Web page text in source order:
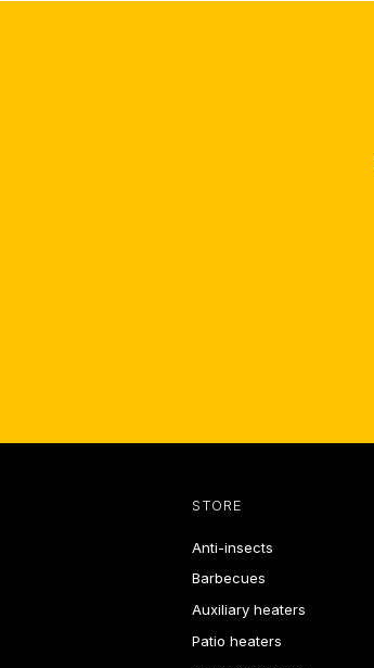
STORE
Anti-insects
Barbecues
Auxiliary heaters
Patio heaters